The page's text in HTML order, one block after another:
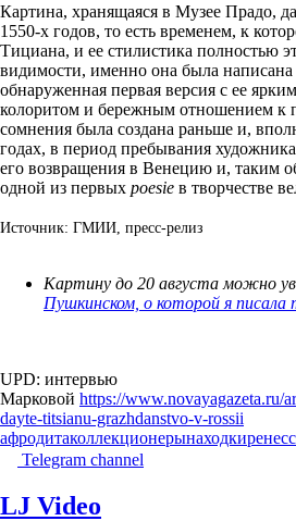
Картина, хранящаяся в Музее Прадо,
1550-х годов, то есть временем, к
Тициана, и ее стилистика полностью
видимости, именно она была
обнаруженная первая версия с ее
колоритом и бережным отношением к
сомнения была создана раньше и,
годах, в период пребывания
его возвращения в Венецию и, таким
одной из первых poesie в творчестве
Источник: ГМИИ, пресс-релиз
Картину до 20 августа можно
Пушкинском, о которой я писала
UPD: интервью
Марковой https://www.novayagazeta.ru/
dayte-titsianu-grazhdanstvo-v-rossii
афродитаколлекционерынаходки
Telegram channel
LJ Video